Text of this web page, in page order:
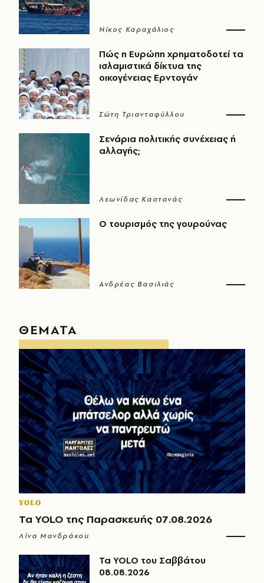
Νίκος Καραχάλιος
Πώς η Ευρώπη χρηματοδοτεί τα
ισλαμιστικά δίκτυα της
οικογένειας Ερντογάν
Σώτη Τριανταφύλλου
Σενάρια πολιτικής συνέχειας ή
αλλαγής;
Λεωνίδας Καστανάς
Ο τουρισμός της γουρούνας
Ανδρέας Βασιλιάς
ΘΕΜΑΤΑ
YOLO
Τα YOLO της Παρασκευής 07.08.2026
Λίνα Μανδράκου
Τα YOLO του Σαββάτου
08.08.2026